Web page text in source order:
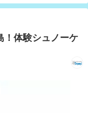
体験シュノーケ